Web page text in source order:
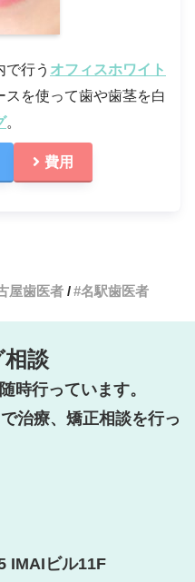
で行う オフィスホワイト
を使って歯や歯茎を白
。
費用
屋歯医者 名駅歯医者
談
時行っています。
治療、矯正相談を行っ
IMAIビル11F